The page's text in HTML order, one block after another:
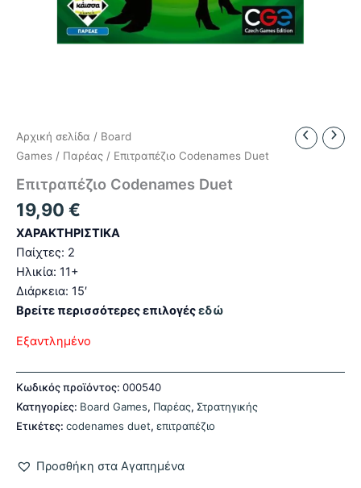
Αρχική σελίδα / Board
Games / Παρέας / Επιτραπέζιο Codenames Duet
Επιτραπέζιο Codenames Duet
19,90 €
ΧΑΡΑΚΤΗΡΙΣΤΙΚΑ
Παίχτες: 2
Ηλικία: 11+
Διάρκεια: 15′
Βρείτε περισσότερες επιλογέςεδώ
Εξαντλημένο
Κωδικός προϊόντος: 000540
Κατηγορίες: Board Games, Παρέας, Στρατηγικής
Ετικέτες: codenames duet, επιτραπέζιο
Προσθήκη στα Αγαπημένα